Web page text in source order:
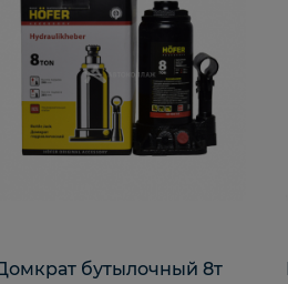
бутылочный 8т